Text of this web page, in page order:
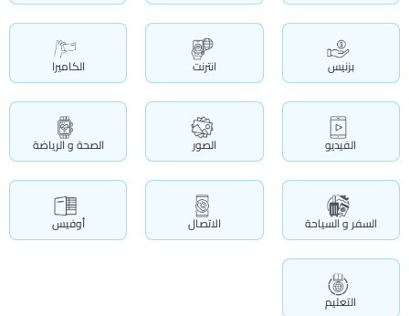
بزنيس انترنت الكاميرا
الفيديو الصور الصحة و الرياضة
السفر و السياحة الاتصال أوفيس
التعليم